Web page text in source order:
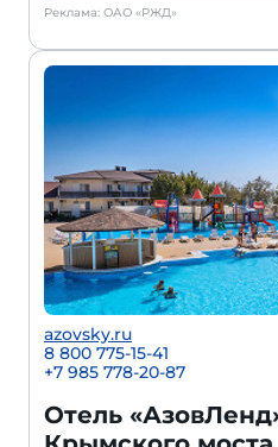
Реклама: ОАО «РЖД»
azovsky.ru
8 800 775-15-41
+7 985 778-20-87
Отель